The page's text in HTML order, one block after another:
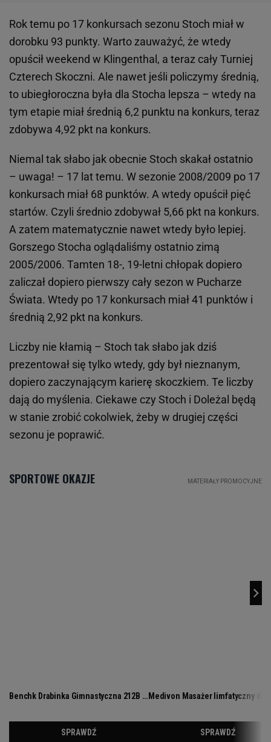
Rok temu po 17 konkursach sezonu Stoch miał w
dorobku 93 punkty. Warto zauważyć, że wtedy
opuścił weekend w Klingenthal, a teraz cały Turniej
Czterech Skoczni. Ale nawet jeśli policzymy średnią,
to ubiegłoroczna była dla Stocha lepsza – wtedy na
tym etapie miał średnią 6,2 punktu na konkurs, teraz
zdobywa 4,92 pkt na konkurs.
Niemal tak słabo jak obecnie Stoch skakał ostatnio
– uwaga! – 17 lat temu. W sezonie 2008/2009 po 17
konkursach miał 68 punktów. A wtedy opuścił pięć
startów. Czyli średnio zdobywał 5,66 pkt na konkurs.
A zatem matematycznie nawet wtedy było lepiej.
Gorszego Stocha oglądaliśmy ostatnio zimą
2005/2006. Tamten 18-, 19-letni chłopak dopiero
zaliczał dopiero pierwszy cały sezon w Pucharze
Świata. Wtedy po 17 konkursach miał 41 punktów i
średnią 2,92 pkt na konkurs.
Liczby nie kłamią – Stoch tak słabo jak dziś
prezentował się tylko wtedy, gdy był nieznanym,
dopiero zaczynającym karierę skoczkiem. Te liczby
dają do myślenia. Ciekawe czy Stoch i Doleżal będą
w stanie zrobić cokolwiek, żeby w drugiej części
sezonu je poprawić.